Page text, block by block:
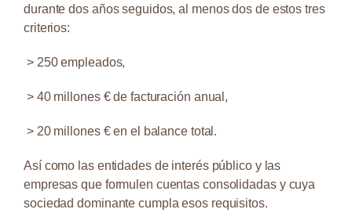
durante dos años seguidos, al menos dos de estos tres
criterios:
> 250 empleados,
> 40 millones € de facturación anual,
> 20 millones € en el balance total.
Así como las entidades de interés público y las
empresas que formulen cuentas consolidadas y cuya
sociedad dominante cumpla esos requisitos.